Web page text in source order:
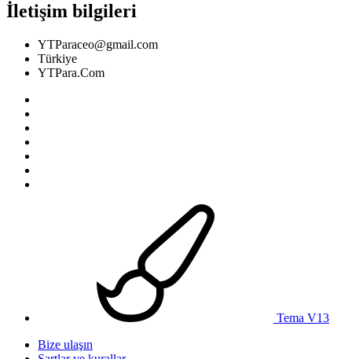
İletişim bilgileri
YTParaceo@gmail.com
Türkiye
YTPara.Com
Tema V13
Bize ulaşın